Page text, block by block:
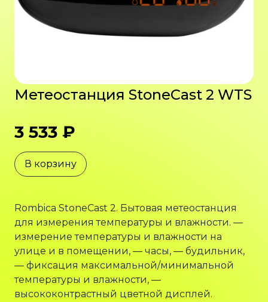
Метеостанция StoneCast 2 WTS
3 533 ₽
В корзину
Rombica StoneCast 2. Бытовая метеостанция
для измерения температуры и влажности. —
измерение температуры и влажности на
улице и в помещении, — часы, — будильник,
— фиксация максимальной/минимальной
температуры и влажности, —
высококонтрастный цветной дисплей.